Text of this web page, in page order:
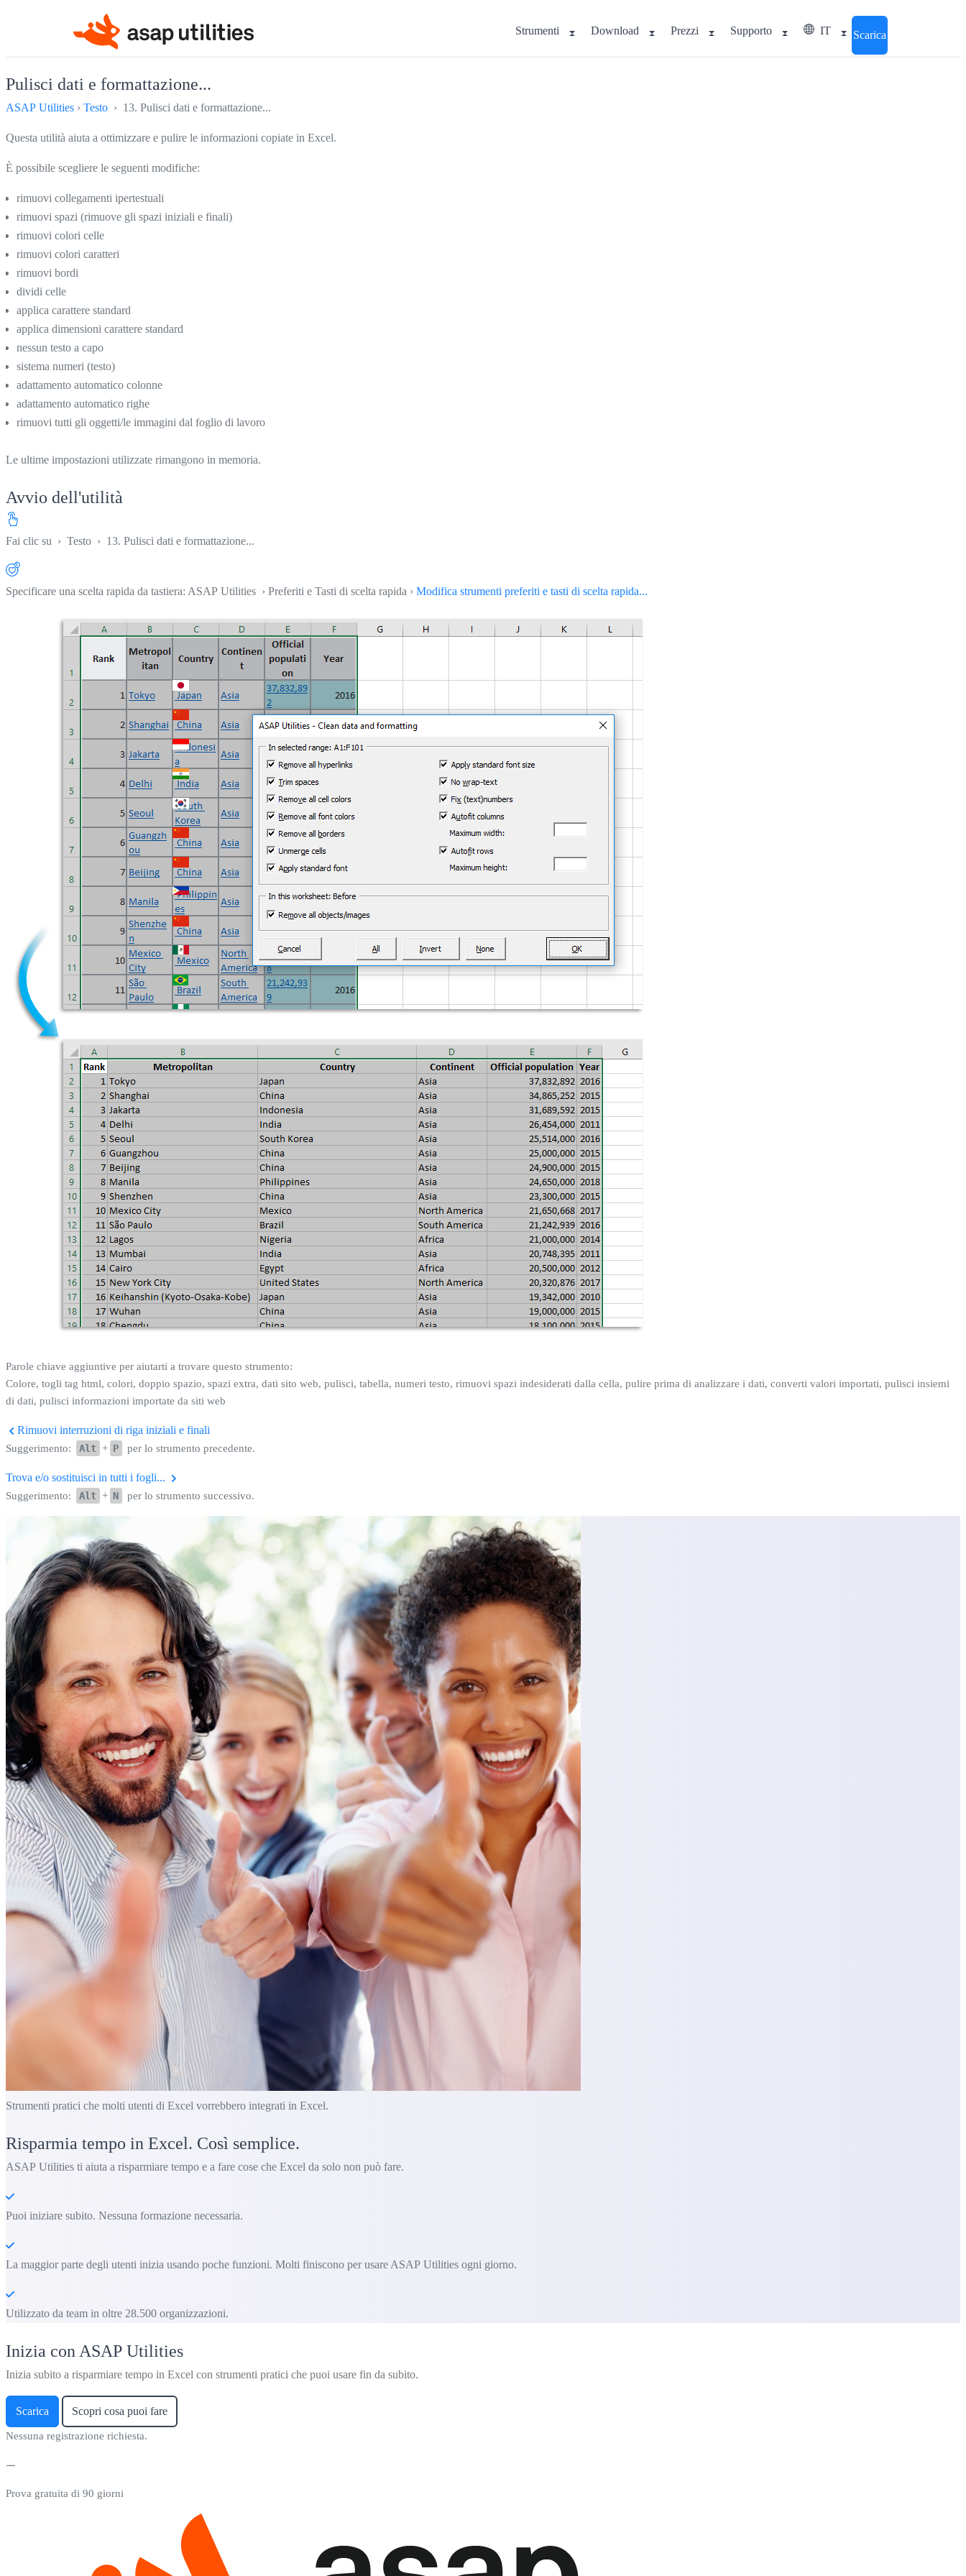
Strumenti Download Prezzi Supporto IT Scarica
Pulisci dati e formattazione...
ASAP Utilities › Testo › 13. Pulisci dati e formattazione...
Questa utilità aiuta a ottimizzare e pulire le informazioni copiate in Excel.
È possibile scegliere le seguenti modifiche:
rimuovi collegamenti ipertestuali
rimuovi spazi (rimuove gli spazi iniziali e finali)
rimuovi colori celle
rimuovi colori caratteri
rimuovi bordi
dividi celle
applica carattere standard
applica dimensioni carattere standard
nessun testo a capo
sistema numeri (testo)
adattamento automatico colonne
adattamento automatico righe
rimuovi tutti gli oggetti/le immagini dal foglio di lavoro
Le ultime impostazioni utilizzate rimangono in memoria.
Avvio dell'utilità
Fai clic su › Testo › 13. Pulisci dati e formattazione...
Specificare una scelta rapida da tastiera: ASAP Utilities › Preferiti e Tasti di scelta rapida › Modifica strumenti preferiti e tasti di scelta rapida...
Parole chiave aggiuntive per aiutarti a trovare questo strumento:
Colore, togli tag html, colori, doppio spazio, spazi extra, dati sito web, pulisci, tabella, numeri testo, rimuovi spazi indesiderati dalla cella, pulire prima di analizzare i dati, converti valori importati, pulisci insiemi
di dati, pulisci informazioni importate da siti web
Rimuovi interruzioni di riga iniziali e finali
Suggerimento: Alt + P per lo strumento precedente.
Trova e/o sostituisci in tutti i fogli...
Suggerimento: Alt + N per lo strumento successivo.
Strumenti pratici che molti utenti di Excel vorrebbero integrati in Excel.
Risparmia tempo in Excel. Così semplice.
ASAP Utilities ti aiuta a risparmiare tempo e a fare cose che Excel da solo non può fare.
Puoi iniziare subito. Nessuna formazione necessaria.
La maggior parte degli utenti inizia usando poche funzioni. Molti finiscono per usare ASAP Utilities ogni giorno.
Utilizzato da team in oltre 28.500 organizzazioni.
Inizia con ASAP Utilities
Inizia subito a risparmiare tempo in Excel con strumenti pratici che puoi usare fin da subito.
Scarica Scopri cosa puoi fare
Nessuna registrazione richiesta.
Prova gratuita di 90 giorni